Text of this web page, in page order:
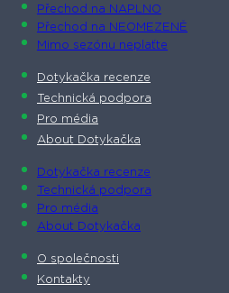
Přechod na NAPLNO
Přechod na NEOMEZENĚ
Mimo sezónu neplaťte
Dotykačka recenze
Technická podpora
Pro média
About Dotykačka
Dotykačka recenze
Technická podpora
Pro média
About Dotykačka
O společnosti
Kontakty